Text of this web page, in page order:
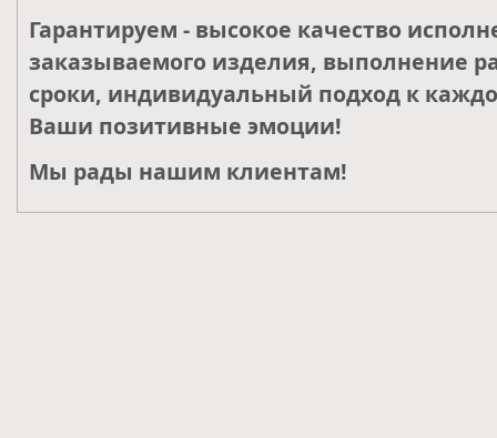
Гарантируем - высокое качество
заказываемого изделия, выполнение
сроки, индивидуальный подход к
Ваши позитивные эмоции!
Мы рады нашим клиентам!